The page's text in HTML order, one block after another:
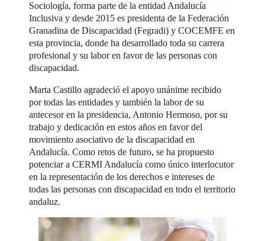
Sociología, forma parte de la entidad Andalucía
Inclusiva y desde 2015 es presidenta de la Federación
Granadina de Discapacidad (Fegradi) y COCEMFE en
esta provincia, donde ha desarrollado toda su carrera
profesional y su labor en favor de las personas con
discapacidad.
Marta Castillo agradeció el apoyo unánime recibido
por todas las entidades y también la labor de su
antecesor en la presidencia, Antonio Hermoso, por su
trabajo y dedicación en estos años en favor del
movimiento asociativo de la discapacidad en
Andalucía. Como retos de futuro, se ha propuesto
potenciar a CERMI Andalucía como único interlocutor
en la representación de los derechos e intereses de
todas las personas con discapacidad en todo el territorio
andaluz.